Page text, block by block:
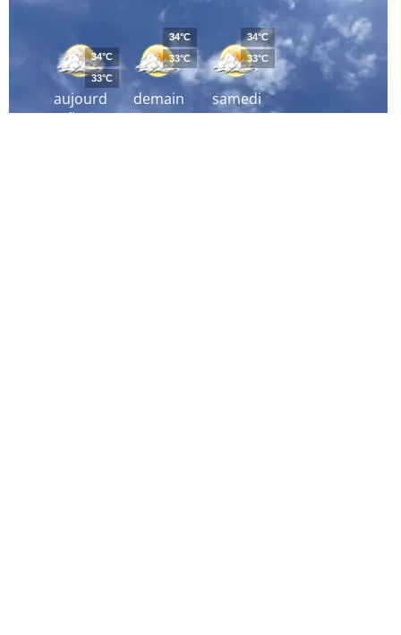
aujourd
´hui
34°C
33°C
demain
34°C
33°C
samedi
34°C
33°C